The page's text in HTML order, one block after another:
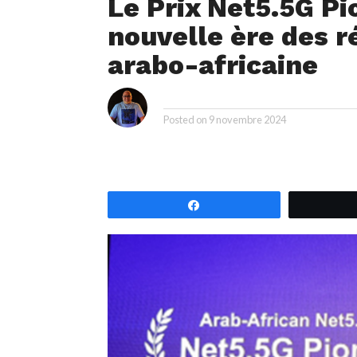
Le Prix Net5.5G
nouvelle ère des
arabo-africaine
Posted on 9 novembre 2024